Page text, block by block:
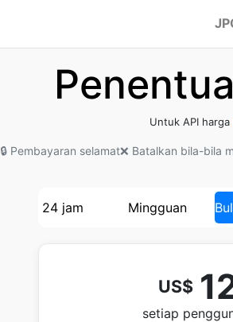
Untuk API harga
🔒 Pembayaran selamat❌ Batalkan bila-bila
24 jam Mingguan
US$
setiap